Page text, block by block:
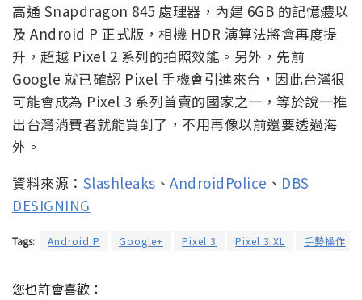
高通 Snapdragon 845 處理器，內建 6GB 的記憶體以
及 Android P 正式版，相機 HDR 演算法將會再度提
升，超越 Pixel 2 系列的拍照效能。另外，先前
Google 就已確認 Pixel 手機會引進來台，因此台灣很
可能會成為 Pixel 3 系列首賣的國家之一，等於說一推
出台灣消費者就能買到了，不用再像以前還要透過海
外。
資料來源： Slashleaks 、 AndroidPolice 、 DBS
DESIGNING
Tags: Android P Google+ Pixel 3 Pixel 3 XL 手勢操作
您也許會喜歡：